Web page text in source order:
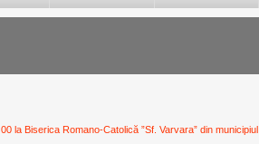
00 la Biserica Romano-Catolică ”Sf. Varvara” din municipiul